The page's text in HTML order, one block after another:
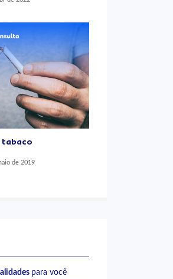
tabaco
de 2019
para você